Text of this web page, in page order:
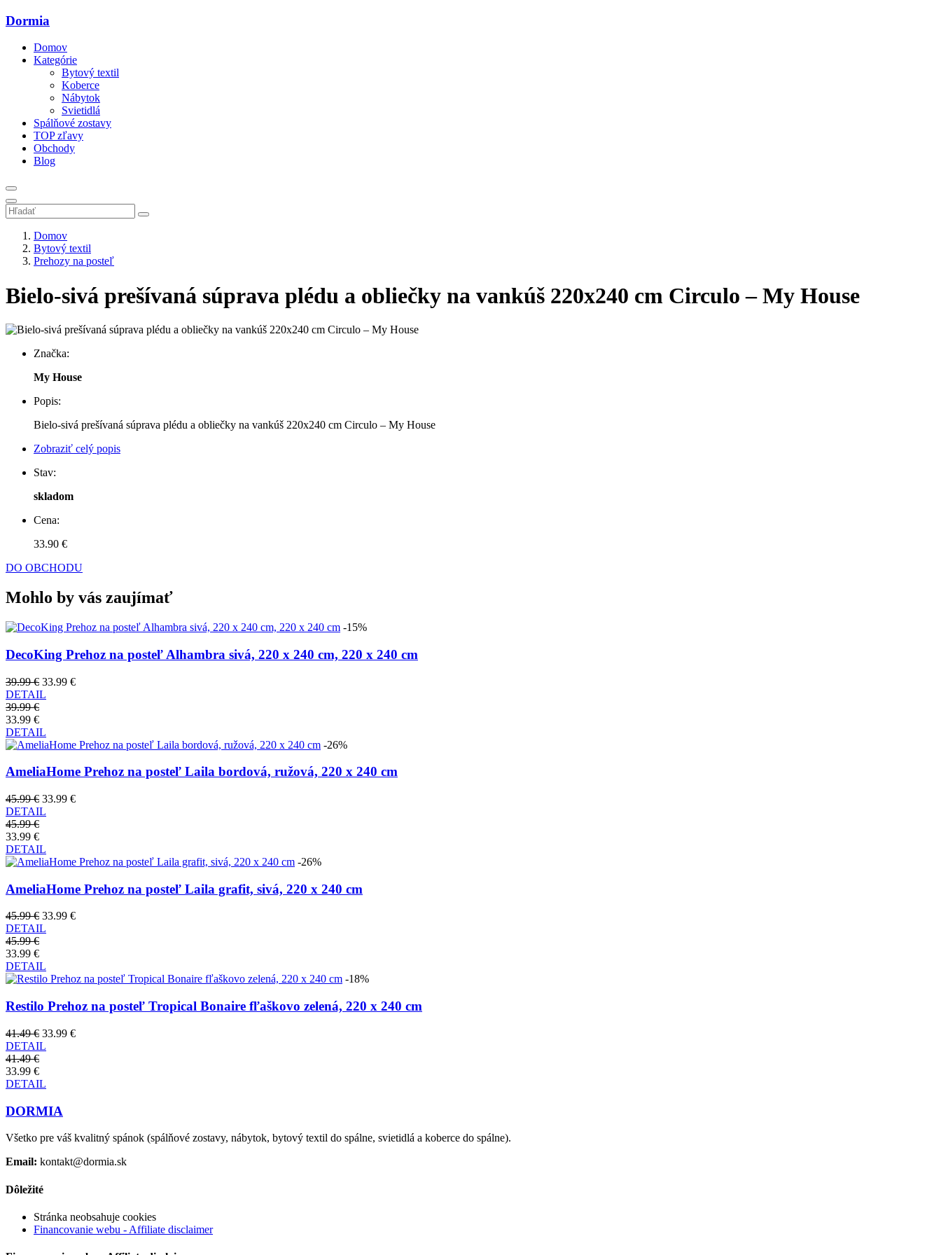
Dormia
Domov
Kategórie
Bytový textil
Koberce
Nábytok
Svietidlá
Spálňové zostavy
TOP zľavy
Obchody
Blog
Domov
Bytový textil
Prehozy na posteľ
Bielo-sivá prešívaná súprava plédu a obliečky na vankúš 220x240 cm Circulo – My House
Značka:
My House
Popis:
Bielo-sivá prešívaná súprava plédu a obliečky na vankúš 220x240 cm Circulo – My House
Zobraziť celý popis
Stav:
skladom
Cena:
33.90 €
DO OBCHODU
Mohlo by vás zaujímať
-15%
DecoKing Prehoz na posteľ Alhambra sivá, 220 x 240 cm, 220 x 240 cm
39.99 € 33.99 €
DETAIL
39.99 €
33.99 €
DETAIL
-26%
AmeliaHome Prehoz na posteľ Laila bordová, ružová, 220 x 240 cm
45.99 € 33.99 €
DETAIL
45.99 €
33.99 €
DETAIL
-26%
AmeliaHome Prehoz na posteľ Laila grafit, sivá, 220 x 240 cm
45.99 € 33.99 €
DETAIL
45.99 €
33.99 €
DETAIL
-18%
Restilo Prehoz na posteľ Tropical Bonaire fľaškovo zelená, 220 x 240 cm
41.49 € 33.99 €
DETAIL
41.49 €
33.99 €
DETAIL
DORMIA
Všetko pre váš kvalitný spánok (spálňové zostavy, nábytok, bytový textil do spálne, svietidlá a koberce do spálne).
Email: kontakt@dormia.sk
Dôležité
Stránka neobsahuje cookies
Financovanie webu - Affiliate disclaimer